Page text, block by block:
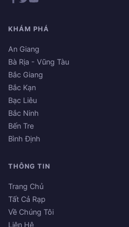
KHÁM PHÁ
An Giang
Bà Rịa - Vũng Tàu
Bắc Giang
Bắc Kạn
Bạc Liêu
Bắc Ninh
Bến Tre
Bình Định
THÔNG TIN
Trang Chủ
Tất Cả Rạp
Về Chúng Tôi
Liên Hệ